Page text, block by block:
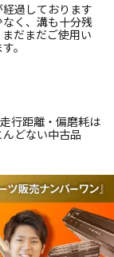
過しております
く、溝も十分残
だまだご使用い
。
行距離・偏磨耗は
どない中古品